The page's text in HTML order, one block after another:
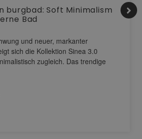
burgbad: Soft Minimalism
Bad
und neuer, markanter
sich die Kollektion Sinea 3.0
zugleich. Das trendige